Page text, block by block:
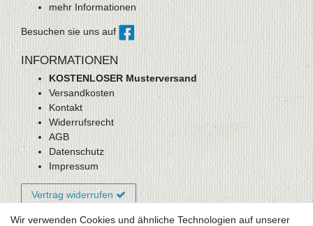
mehr Informationen
Besuchen sie uns auf
INFORMATIONEN
KOSTENLOSER Musterversand
Versandkosten
Kontakt
Widerrufsrecht
AGB
Datenschutz
Impressum
Vertrag widerrufen
Wir verwenden Cookies und ähnliche Technologien auf unserer